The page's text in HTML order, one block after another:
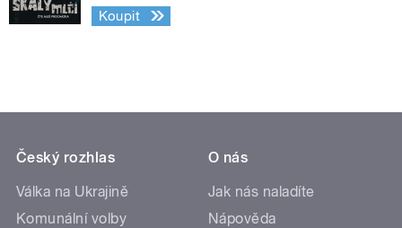
Koupit
Český rozhlas
Válka na Ukrajině
Komunální volby
O nás
Jak nás naladíte
Nápověda